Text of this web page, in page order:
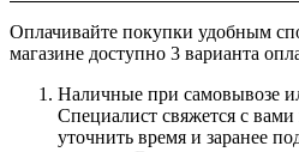
Оплачивайте покупки удобным
магазине доступно 3 варианта
Наличные при самовывозе
Специалист свяжется с
уточнить время и заранее